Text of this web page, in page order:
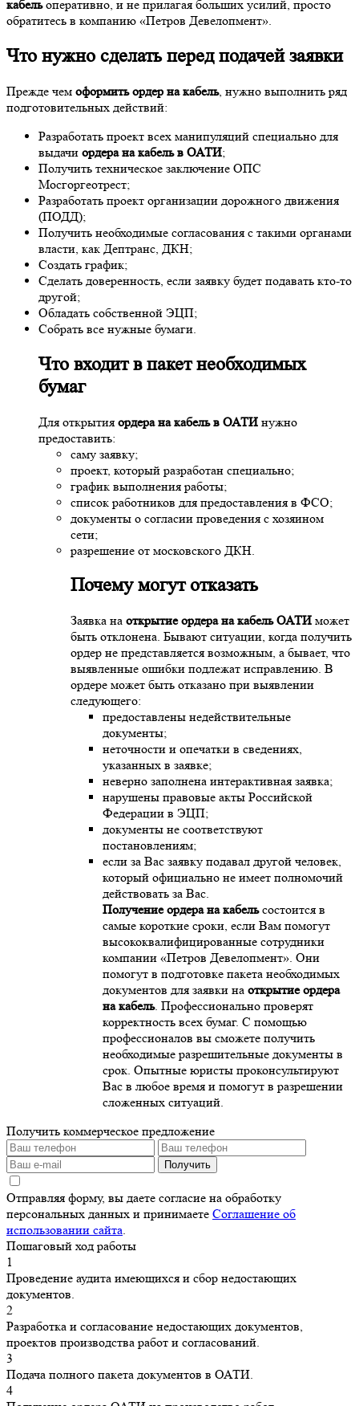
кабельоперативно, и не прилагая больших усилий, просто
обратитесь в компанию «Петров Девелопмент».
Что нужно сделать перед подачей заявки
Прежде чем оформить ордер на кабель, нужно выполнить ряд
подготовительных действий:
Разработать проект всех манипуляций специально для
выдачи ордера на кабель в ОАТИ;
Получить техническое заключение ОПС
Мосгоргеотрест;
Разработать проект организации дорожного движения
(ПОДД);
Получить необходимые согласования с такими органами
власти, как Дептранс, ДКН;
Создать график;
Сделать доверенность, если заявку будет подавать кто-то
другой;
Обладать собственной ЭЦП;
Собрать все нужные бумаги.
Что входит в пакет необходимых
бумаг
Для открытия ордера на кабель в ОАТИ нужно
предоставить:
саму заявку;
проект, который разработан специально;
график выполнения работы;
список работников для предоставления в ФСО;
документы о согласии проведения с хозяином
сети;
разрешение от московского ДКН.
Почему могут отказать
Заявка на открытие ордера на кабель ОАТИ может
быть отклонена. Бывают ситуации, когда получить
ордер не представляется возможным, а бывает, что
выявленные ошибки подлежат исправлению. В
ордере может быть отказано при выявлении
следующего:
предоставлены недействительные
документы;
неточности и опечатки в сведениях,
указанных в заявке;
неверно заполнена интерактивная заявка;
нарушены правовые акты Российской
Федерации в ЭЦП;
документы не соответствуют
постановлениям;
если за Вас заявку подавал другой человек,
который официально не имеет полномочий
действовать за Вас.
Получение ордера на кабельсостоится в
самые короткие сроки, если Вам помогут
высококвалифицированные сотрудники
компании «Петров Девелопмент». Они
помогут в подготовке пакета необходимых
документов для заявки на открытие ордера
на кабель. Профессионально проверят
корректность всех бумаг. С помощью
профессионалов вы сможете получить
необходимые разрешительные документы в
срок. Опытные юристы проконсультируют
Вас в любое время и помогут в разрешении
сложенных ситуаций.
Получить коммерческое предложение
Получить
Отправляя форму, вы даете согласие на обработку
персональных данных и принимаете Соглашение об
использовании сайта.
Пошаговый ход работы
1
Проведение аудита имеющихся и сбор недостающих
документов.
2
Разработка и согласование недостающих документов,
проектов производства работ и согласований.
3
Подача полного пакета документов в ОАТИ.
4